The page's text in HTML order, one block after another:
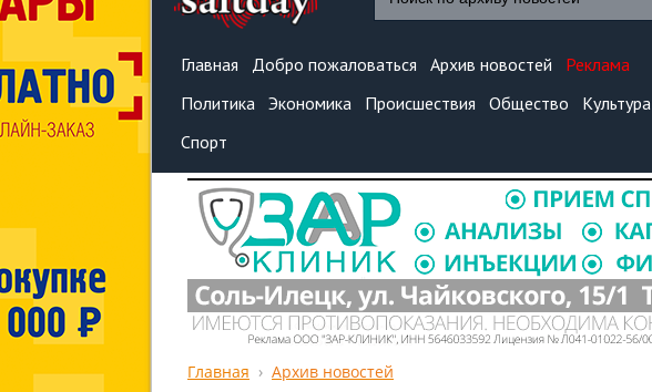
Главная Добро пожаловаться Архив новостей
Реклама
Политика Экономика Происшествия Общество
Культура
Спорт
Главная Архив новостей